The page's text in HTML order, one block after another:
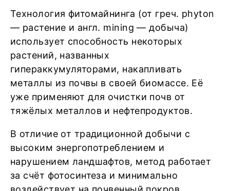
Технология фитомайнинга (от греч. phyton
— растение и англ. mining — добыча)
использует способность некоторых
растений, названных
гипераккумуляторами, накапливать
металлы из почвы в своей биомассе. Её
уже применяют для очистки почв от
тяжёлых металлов и нефтепродуктов.
В отличие от традиционной добычи с
высоким энергопотреблением и
нарушением ландшафтов, метод работает
за счёт фотосинтеза и минимально